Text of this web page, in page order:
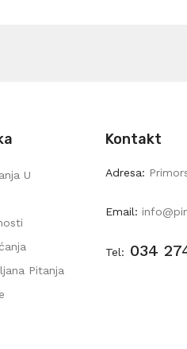
U
Pitanja
Kontakt
Adresa:
Email:
Tel: 034